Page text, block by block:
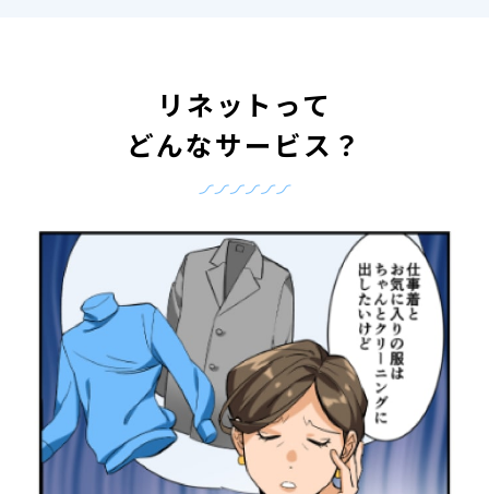
リネットって
どんなサービス？